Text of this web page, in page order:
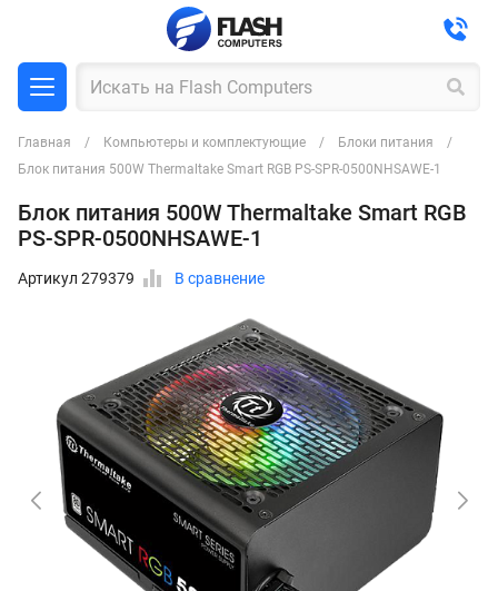
Главная Компьютеры и комплектующие
Блоки питания
Блок питания 500W Thermaltake Smart RGB PS-SPR-0500NHSAWE-1
Блок питания 500W Thermaltake Smart RGB
PS-SPR-0500NHSAWE-1
Артикул 279379 В сравнение